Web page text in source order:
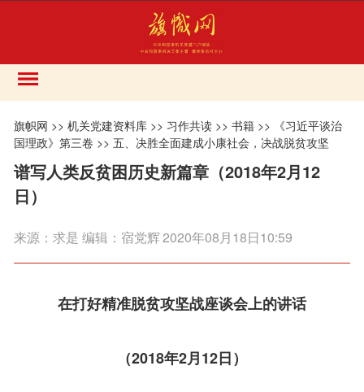
旗帜网 >>机关党建资料库 >> 习作共读 >>书籍 >>
《习近平谈治
国理政》第三卷 >>五、决胜全面建成小康社会，决战脱贫攻坚
谱写人类反贫困历史新篇章（2018年2月12
日）
来源：求是 编辑：宿党辉2020年08月18日10:59
在打好精准脱贫攻坚战座谈会上的讲话
（2018年2月12日）